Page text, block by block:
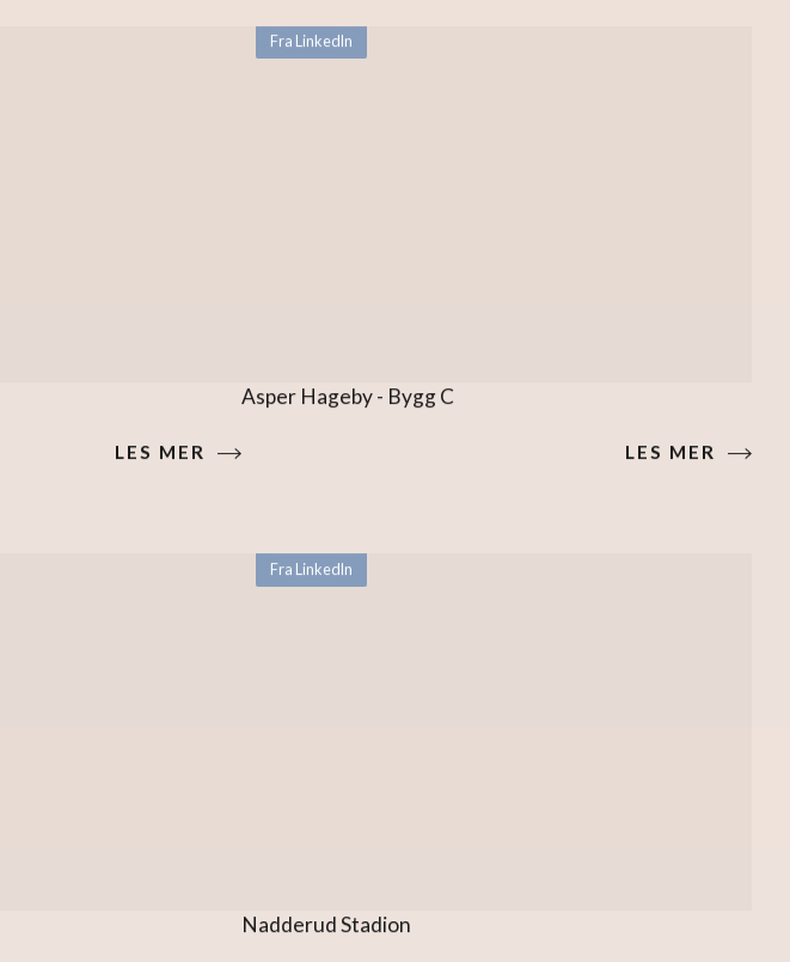
LES MER
Asper Hageby - Bygg C
LES MER
Fra LinkedIn
Nadderud Stadion
Fra LinkedIn